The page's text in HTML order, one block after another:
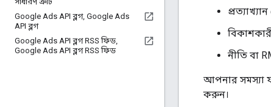
Google Ads API ব্লগ, Google Ads
API ব্লগ
Google Ads API ব্লগ RSS ফিড,
Google Ads API ব্লগ RSS ফিড
নীতি বা
আপনার সমস্যা
করুন।